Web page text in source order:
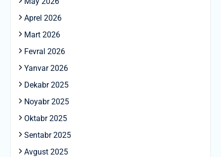
Aprel 2026
Mart 2026
Fevral 2026
Yanvar 2026
Dekabr 2025
Noyabr 2025
Oktabr 2025
Sentabr 2025
Avgust 2025